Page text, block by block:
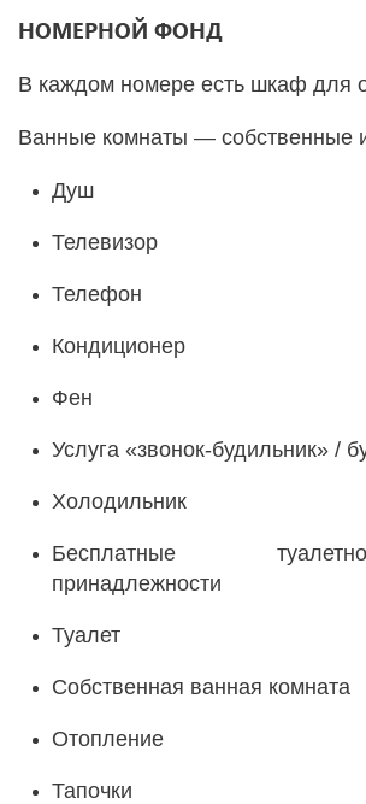
НОМЕРНОЙ ФОНД
В каждом номере есть шкаф для
Ванные комнаты — собственные
Душ
Телевизор
Телефон
Кондиционер
Фен
Услуга «звонок-будильник» /
Холодильник
Бесплатные туалетно-
принадлежности
Туалет
Собственная ванная комната
Отопление
Тапочки